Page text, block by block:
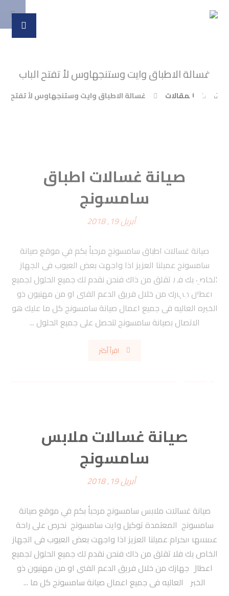
غسالة الاطباق وايت وستنجهاوس لأ تفتح الباب
المقالات غسالة الاطباق وايت وستنجهاوس لأ تفتح
صيانة غسالات اطباق
سامسونج
أبريل 19, 2018
صيانة غسالات اطباق سامسونج مرحبأ بكم في موقع صيانة
سامسونج عميلنا العزيز اذا واجهت بعض العيوب فى الجهاز
الخاص بك فلا تقلق من ذاك فنحن نقدم لك جميع الحلول لجميع
اعطال جهازك من خلال فريق الدعم الفنى او من مهنيون ذو
الخبره العاليه فى جميع اعمال صيانة سامسونج كل ما عليك هو
الاتصال بصيانة سامسونج لتحصل على جميع الحلول ...
اقرأ أكثر
صيانة غسالات ملابس
سامسونج
أبريل 19, 2018
صيانة غسالات ملابس سامسونج مرحبأ بكم في موقع صيانة
سامسونج المعتمدة توكيل وايت سامسونج نحرص على راحة
عملائها الكرام عميلنا العزيز اذا واجهت بعض العيوب فى الجهاز
الخاص بك فلا تقلق من ذاك فنحن نقدم لك جميع الحلول لجميع
اعطال جهازك من خلال فريق الدعم الفنى او من مهنيون ذو
الخبره العاليه فى جميع اعمال صيانة سامسونج كل ما ...